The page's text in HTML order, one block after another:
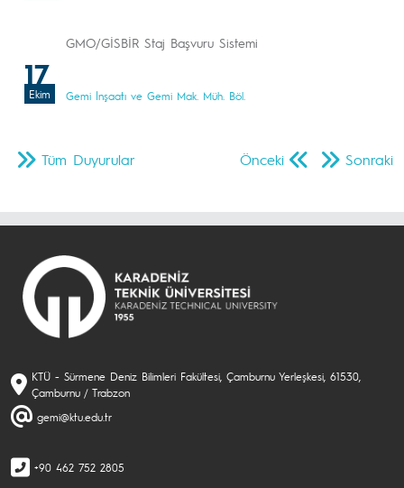
17
Ekim
GMO/GİSBİR Staj Başvuru Sistemi
Gemi İnşaatı ve Gemi Mak. Müh. Böl.
Önceki Sonraki
Tüm Duyurular
KTÜ - Sürmene Deniz Bilimleri Fakültesi, Çamburnu Yerleşkesi, 61530,
Çamburnu / Trabzon
gemi@ktu.edu.tr
+90 462 752 2805